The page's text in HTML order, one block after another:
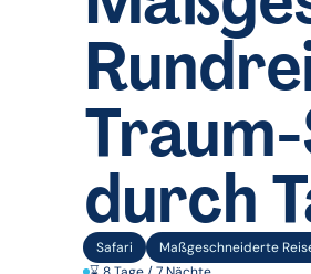
durch
Safari
Maßgeschneiderte